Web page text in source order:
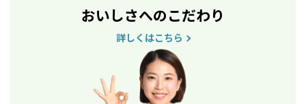
おいしさへのこだわり
詳しくはこちら